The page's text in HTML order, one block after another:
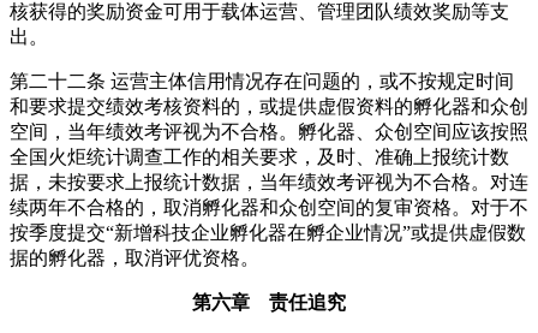
核获得的奖励资金可用于载体运营、管理团队绩效奖励等支
出。
第二十二条 运营主体信用情况存在问题的，或不按规定时间
和要求提交绩效考核资料的，或提供虚假资料的孵化器和众创
空间，当年绩效考评视为不合格。孵化器、众创空间应该按照
全国火炬统计调查工作的相关要求，及时、准确上报统计数
据，未按要求上报统计数据，当年绩效考评视为不合格。对连
续两年不合格的，取消孵化器和众创空间的复审资格。对于不
按季度提交“新增科技企业孵化器在孵企业情况”或提供虚假数
据的孵化器，取消评优资格。
第六章 责任追究